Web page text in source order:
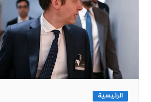
الرئيسية